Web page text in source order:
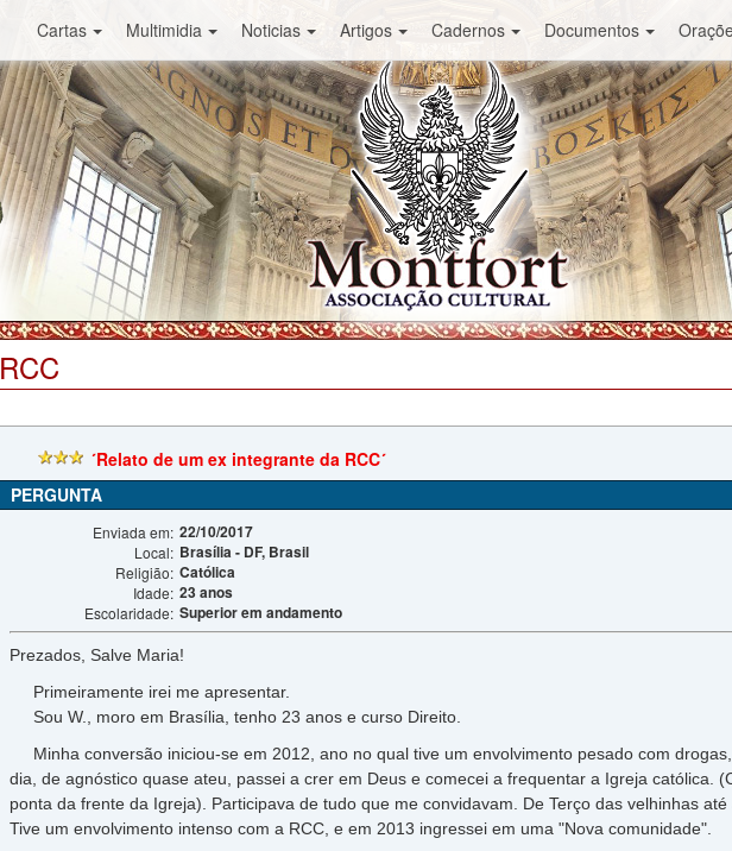
Cartas Multimidia Noticias Artigos Cadernos Documentos
RCC
´Relato de um ex integrante da RCC´
PERGUNTA
Enviada em: 22/10/2017
Local: Brasília - DF, Brasil
Religião: Católica
Idade: 23 anos
Escolaridade: Superior em andamento
Prezados, Salve Maria!
Primeiramente irei me apresentar.
Sou W., moro em Brasília, tenho 23 anos e curso Direito.
Minha conversão iniciou-se em 2012, ano no qual tive um envolvimento pesado com
dia, de agnóstico quase ateu, passei a crer em Deus e comecei a frequentar a Igreja católica.
ponta da frente da Igreja). Participava de tudo que me convidavam. De Terço das velhinhas
Tive um envolvimento intenso com a RCC, e em 2013 ingressei em uma "Nova comunidade".